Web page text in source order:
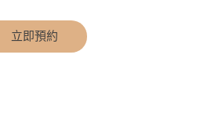
立即預約